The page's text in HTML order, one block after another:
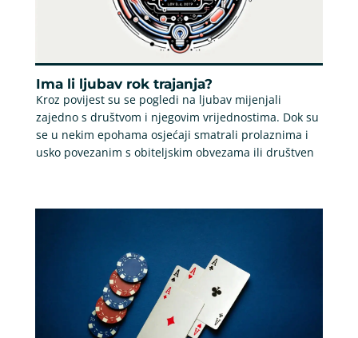
Ima li ljubav rok trajanja?
Kroz povijest su se pogledi na ljubav mijenjali
zajedno s društvom i njegovim vrijednostima. Dok su
se u nekim epohama osjećaji smatrali prolaznima i
usko povezanim s obiteljskim obvezama ili društven